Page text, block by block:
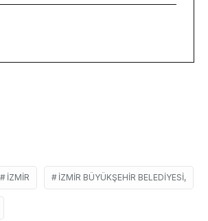
İZMIR İZMIR BÜYÜKŞEHIR BELEDIYESI,